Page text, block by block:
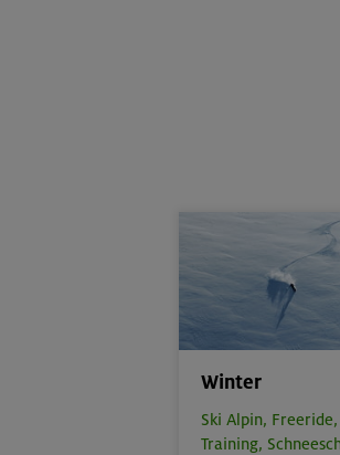
Winter
Ski Alpin, Freeride,
Training,